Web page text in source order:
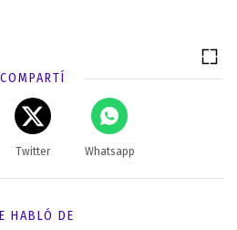
COMPARTÍ
Twitter Whatsapp
HABLÓ DE